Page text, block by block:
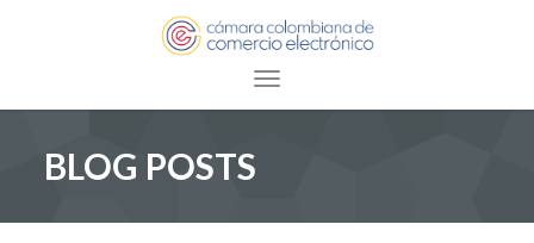
Toggle navigation
BLOG POSTS